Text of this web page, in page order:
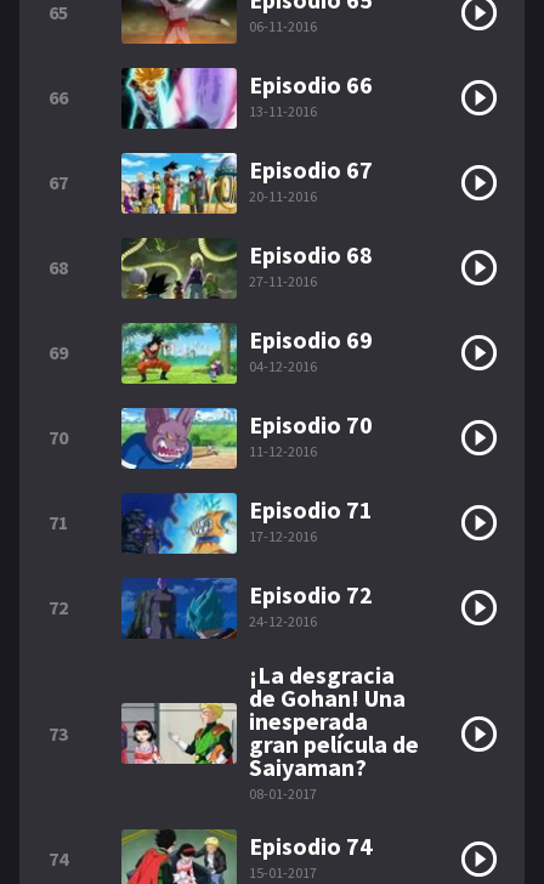
65
06-11-2016
66 Episodio 66
13-11-2016
67 Episodio 67
20-11-2016
68 Episodio 68
27-11-2016
69 Episodio 69
04-12-2016
70 Episodio 70
11-12-2016
71 Episodio 71
17-12-2016
72 Episodio 72
24-12-2016
73
¡La desgracia
de Gohan! Una
inesperada
gran película de
Saiyaman?
08-01-2017
74 Episodio 74
15-01-2017